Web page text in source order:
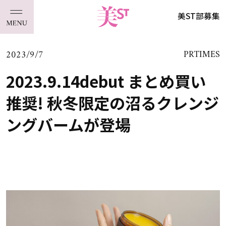
美ST部募集
2023/9/7 PRTIMES
2023.9.14debut まとめ買い
推奨! 秋冬限定の沼るクレンジ
ングバームが登場